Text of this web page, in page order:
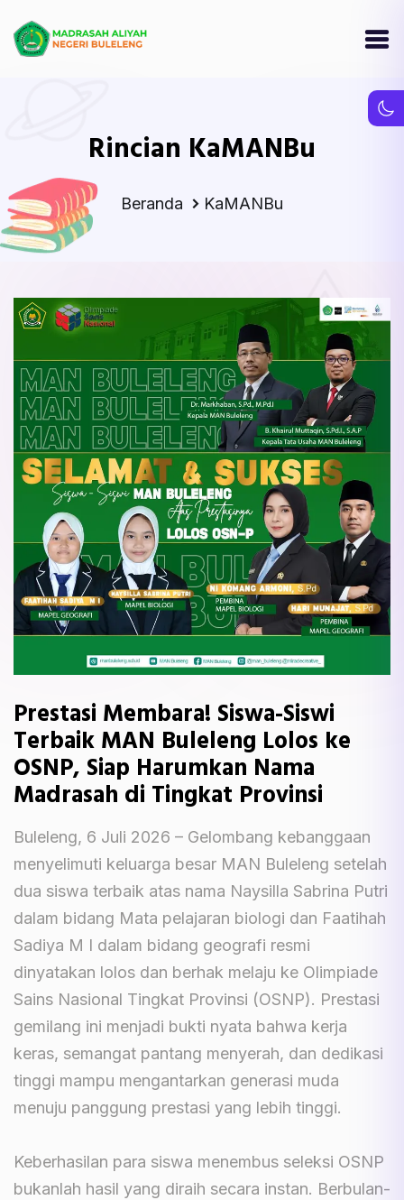
Rincian KaMANBu
Beranda KaMANBu
Prestasi Membara! Siswa-Siswi
Terbaik MAN Buleleng Lolos ke
OSNP, Siap Harumkan Nama
Madrasah di Tingkat Provinsi
Buleleng, 6 Juli 2026 – Gelombang kebanggaan
menyelimuti keluarga besar MAN Buleleng setelah
dua siswa terbaik atas nama Naysilla Sabrina Putri
dalam bidang Mata pelajaran biologi dan Faatihah
Sadiya M I dalam bidang geografi resmi
dinyatakan lolos dan berhak melaju ke Olimpiade
Sains Nasional Tingkat Provinsi (OSNP). Prestasi
gemilang ini menjadi bukti nyata bahwa kerja
keras, semangat pantang menyerah, dan dedikasi
tinggi mampu mengantarkan generasi muda
menuju panggung prestasi yang lebih tinggi.
Keberhasilan para siswa menembus seleksi OSNP
bukanlah hasil yang diraih secara instan. Berbulan-